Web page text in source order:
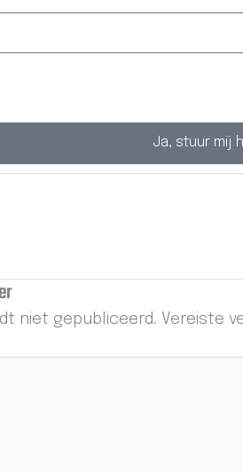
Ja, stuur mij
niet gepubliceerd. Vereiste